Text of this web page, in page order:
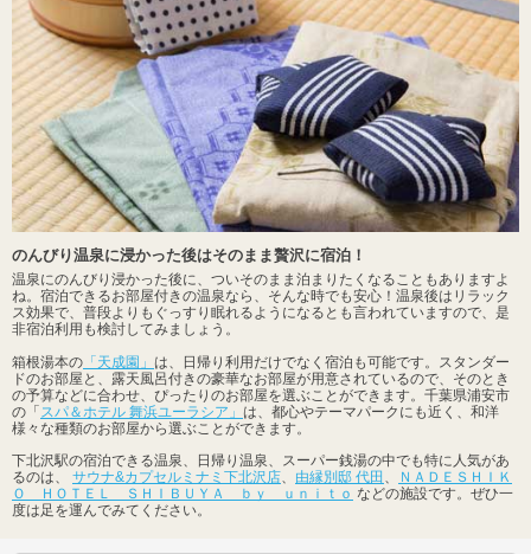
のんびり温泉に浸かった後はそのまま贅沢に宿泊！
温泉にのんびり浸かった後に、ついそのまま泊まりたくなることもありますよ
ね。宿泊できるお部屋付きの温泉なら、そんな時でも安心！温泉後はリラック
ス効果で、普段よりもぐっすり眠れるようになるとも言われていますので、是
非宿泊利用も検討してみましょう。
箱根湯本の 「天成園」 は、日帰り利用だけでなく宿泊も可能です。スタンダー
ドのお部屋と、露天風呂付きの豪華なお部屋が用意されているので、そのとき
の予算などに合わせ、ぴったりのお部屋を選ぶことができます。千葉県浦安市
の「スパ＆ホテル 舞浜ユーラシア」 は、都心やテーマパークにも近く、和洋
様々な種類のお部屋から選ぶことができます。
下北沢駅の宿泊できる温泉、日帰り温泉、スーパー銭湯の中でも特に人気があ
るのは、 サウナ&カプセルミナミ下北沢店、 由縁別邸 代田 、
ＮＡＤＥＳＨＩＫ
Ｏ ＨＯＴＥＬ ＳＨＩＢＵＹＡ ｂｙ ｕｎｉｔｏ などの施設です。ぜひ一
度は足を運んでみてください。